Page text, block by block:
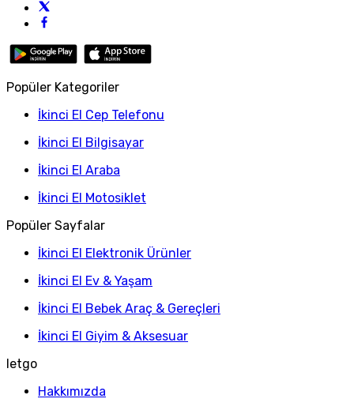
Popüler Kategoriler
İkinci El Cep Telefonu
İkinci El Bilgisayar
İkinci El Araba
İkinci El Motosiklet
Popüler Sayfalar
İkinci El Elektronik Ürünler
İkinci El Ev & Yaşam
İkinci El Bebek Araç & Gereçleri
İkinci El Giyim & Aksesuar
letgo
Hakkımızda